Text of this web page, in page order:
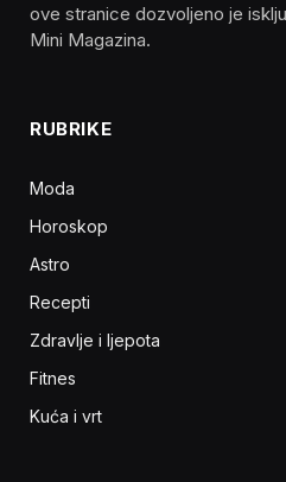
ove stranice dozvoljeno je
Mini Magazina.
RUBRIKE
Moda
Horoskop
Astro
Recepti
Zdravlje i ljepota
Fitnes
Kuća i vrt